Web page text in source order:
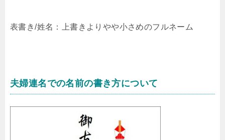
表書き/姓名：上書きよりやや小さめのフルネーム
夫婦連名での名前の書き方について